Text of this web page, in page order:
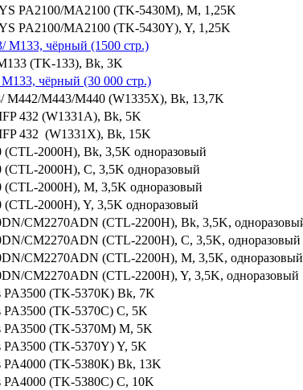
PA2100/MA2100 (TK-5430M), M, 1,25K
PA2100/MA2100 (TK-5430Y), Y, 1,25K
чёрный (1500 стр.)
(TK-133), Bk, 3K
чёрный (30 000 стр.)
M442/M443/M440 (W1335Х), Bk, 13,7K
432 (W1331A), Bk, 5K
432 (W1331X), Bk, 15K
2000H), Bk, 3,5K одноразовый
2000H), C, 3,5K одноразовый
2000H), M, 3,5K одноразовый
2000H), Y, 3,5K одноразовый
CM2270ADN (CTL-2200H), Bk, 3,5K,
CM2270ADN (CTL-2200H), C, 3,5K, одноразовый
CM2270ADN (CTL-2200H), M, 3,5K, одноразовый
CM2270ADN (CTL-2200H), Y, 3,5K, одноразовый
PA3500 (TK-5370K) Bk, 7K
(TK-5370C) C, 5K
PA3500 (TK-5370M) M, 5K
(TK-5370Y) Y, 5K
PA4000 (TK-5380K) Bk, 13K
(TK-5380C) C, 10K